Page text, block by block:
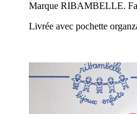
Marque RIBAMBELLE.
Livrée avec pochette